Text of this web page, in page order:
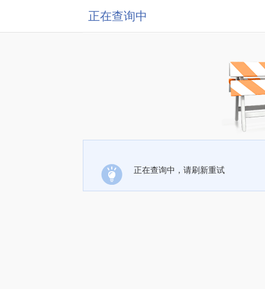
正在查询中
正在查询中，请刷新重试